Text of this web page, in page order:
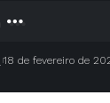
18 de fevereiro de